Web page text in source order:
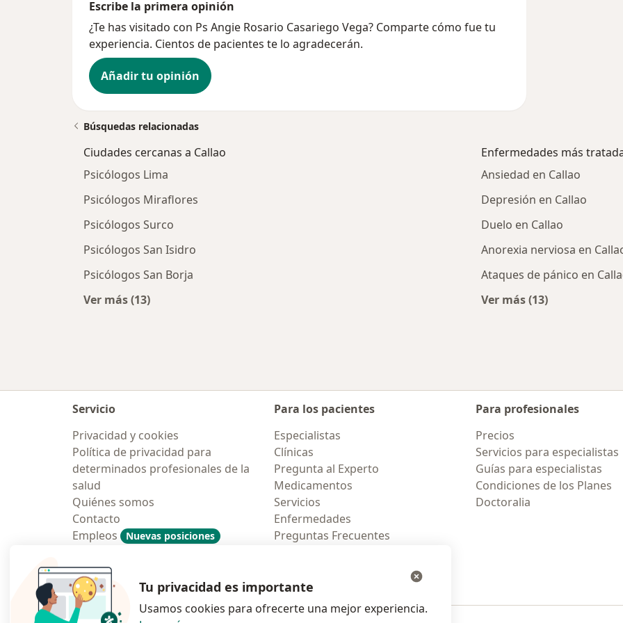
Escribe la primera opinión
¿Te has visitado con Ps Angie Rosario Casariego Vega? Comparte cómo fue tu
experiencia. Cientos de pacientes te lo agradecerán.
Añadir tu opinión
Búsquedas relacionadas
Ciudades cercanas a Callao
Psicólogos Lima
Psicólogos Miraflores
Psicólogos Surco
Psicólogos San Isidro
Psicólogos San Borja
Ver más (13)
Enfermedades más
Ansiedad en Callao
Depresión en Callao
Duelo en Callao
Anorexia nerviosa en
Ataques de pánico en
Ver más (13)
Servicio
Privacidad y cookies
Política de privacidad para
determinados profesionales de la
salud
Quiénes somos
Contacto
Empleos
Nuevas posiciones
Contratación
Para los pacientes
Especialistas
Clínicas
Pregunta al Experto
Medicamentos
Servicios
Enfermedades
Preguntas Frecuentes
Para profesionales
Precios
Servicios para especialistas
Guías para especialistas
Condiciones de los Planes
Doctoralia
Tu privacidad es importante
Usamos cookies para ofrecerte una mejor experiencia.